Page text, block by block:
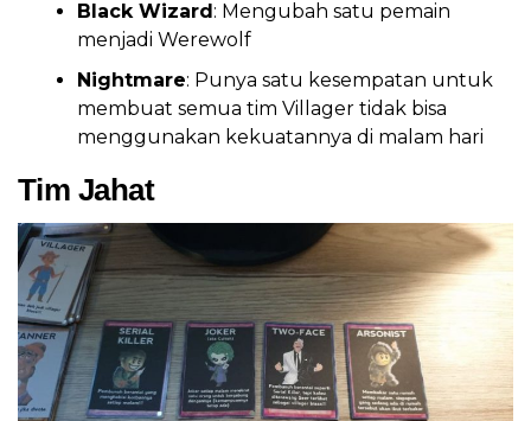
Black Wizard: Mengubah satu pemain
menjadi Werewolf
Nightmare: Punya satu kesempatan untuk
membuat semua tim Villager tidak bisa
menggunakan kekuatannya di malam hari
Tim Jahat